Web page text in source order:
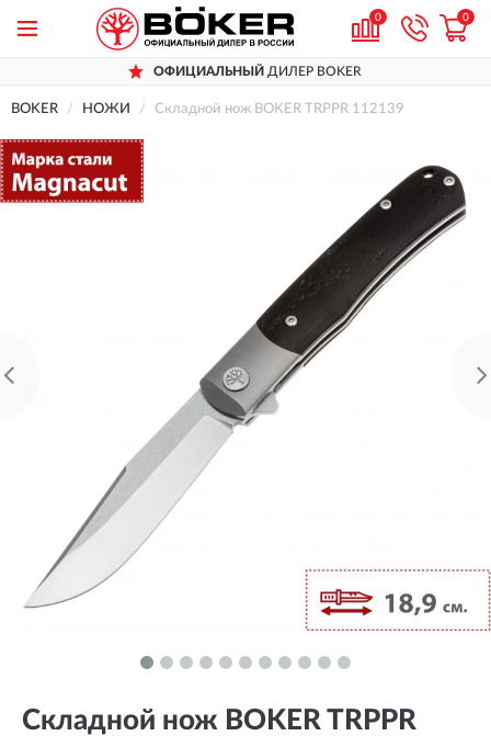
0 0
ОФИЦИАЛЬНЫЙ ДИЛЕР BOKER
BOKER НОЖИ Складной нож BOKER TRPPR 112139
Складной нож BOKER TRPPR